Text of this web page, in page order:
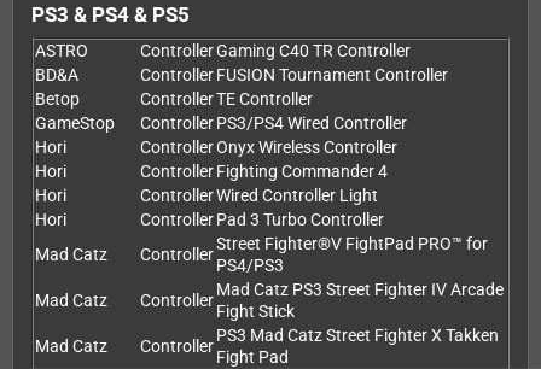
PS3 & PS4 & PS5
ASTRO ControllerGaming C40 TR Controller
BD&A
ControllerFUSION Tournament Controller
Betop
ControllerTE Controller
GameStop
ControllerPS3/PS4 Wired Controller
Hori
ControllerOnyx Wireless Controller
Hori
ControllerFighting Commander 4
Hori
ControllerWired Controller Light
Hori
ControllerPad 3 Turbo Controller
Mad Catz
Controller
Street Fighter®V FightPad PRO™ for
PS4/PS3
Mad Catz
Controller
Mad Catz PS3 Street Fighter IV Arcade
Fight Stick
Mad Catz
Controller
PS3 Mad Catz Street Fighter X Takken
Fight Pad